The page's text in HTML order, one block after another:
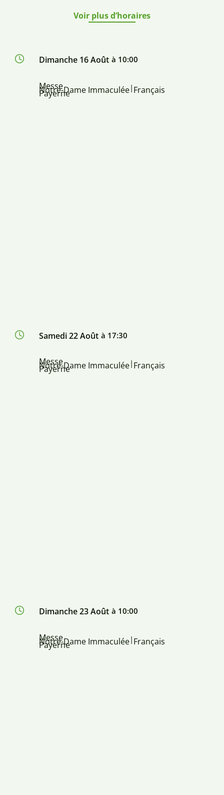
Voir plus d’horaires
Dimanche 16 Août à 10:00
Messe
Notre-Dame Immaculée| Français
Payerne
Samedi 22 Août à 17:30
Messe
Notre-Dame Immaculée| Français
Payerne
Dimanche 23 Août à 10:00
Messe
Notre-Dame Immaculée| Français
Payerne